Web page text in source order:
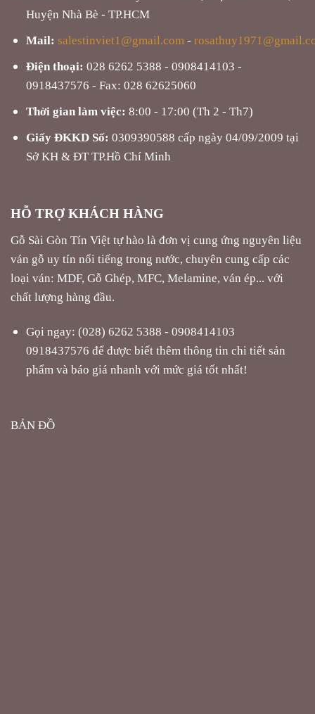
Huyện Nhà Bè - TP.HCM
Mail: salestinviet1@gmail.com -
Điện thoại: 028 6262 5388 - 0908414103 -
0918437576 - Fax: 028 62625060
Thời gian làm việc: 8:00 - 17:00 (Th 2 - Th7)
Giấy ĐKKD Số: 0309390588 cấp ngày 04/09/2009 tại
Sở KH & ĐT TP.Hồ Chí Minh
HỖ TRỢ KHÁCH HÀNG
Gỗ Sài Gòn Tín Việt tự hào là đơn vị cung ứng nguyên liệu
ván gỗ uy tín nổi tiếng trong nước, chuyên cung cấp các
loại ván: MDF, Gỗ Ghép, MFC, Melamine, ván ép... với
chất lượng hàng đầu.
Gọi ngay: (028) 6262 5388 - 0908414103
0918437576 để được biết thêm thông tin chi tiết sản
phẩm và báo giá nhanh với mức giá tốt nhất!
BẢN ĐỒ